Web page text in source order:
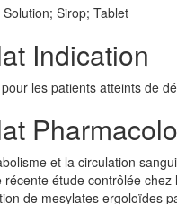
Sirop; Tablet
Indication
les patients atteints de
et la circulation
étude contrôlée
de mesylates ergoloïdes